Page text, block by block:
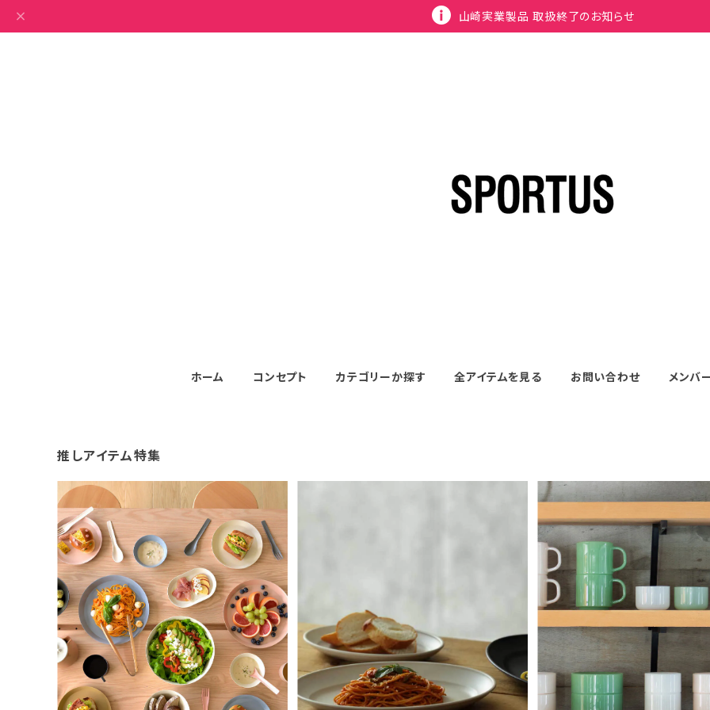
山崎実業製品 取扱終了のお知らせ
ホーム コンセプト カテゴリーか探す 全アイテムを見る お問い合わせ メンバ
推しアイテム特集